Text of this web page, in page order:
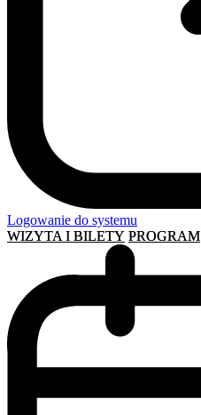
Logowanie do systemu
WIZYTA I BILETY PROGRAM